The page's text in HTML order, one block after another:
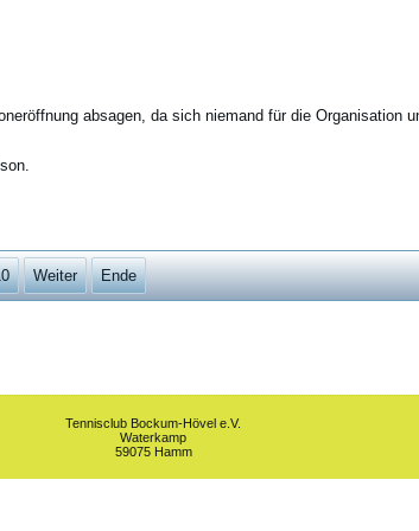
absagen, da sich niemand für die Organisation
Weiter Ende
Tennisclub Bockum-Hövel e.V.
Waterkamp
59075 Hamm